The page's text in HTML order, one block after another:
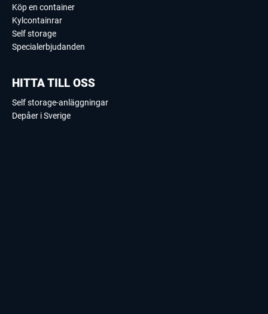
Köp en container
Kylcontainrar
Self storage
Specialerbjudanden
HITTA TILL OSS
Self storage-anläggningar
Depåer i Sverige